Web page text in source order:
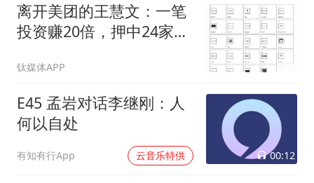
离开美团的王慧文：一笔
投资赚20倍，押中24家AI
钛媒体APP
E45 孟岩对话李继刚：人
何以自处
有知有行App 云音乐特供 00:12